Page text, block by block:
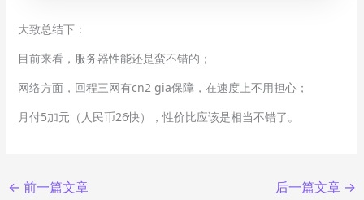
大致总结下：
目前来看，服务器性能还是蛮不错的；
网络方面，回程三网有cn2 gia保障，在速度上不用担心；
月付5加元（人民币26快），性价比应该是相当不错了。
← 前一篇文章 后一篇文章 →